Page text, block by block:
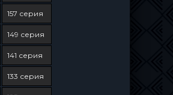
157 серия
149 серия
141 серия
133 серия